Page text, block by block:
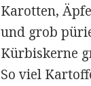
Karotten,
und grob
Kürbiskerne
So viel